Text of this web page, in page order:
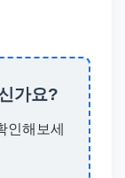
가요?
인해보세